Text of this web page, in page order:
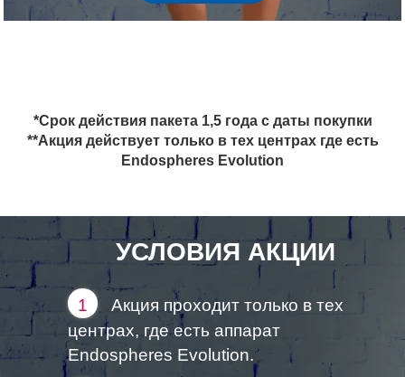
*Срок действия пакета 1,5 года с даты покупки
**Акция действует только в тех центрах где есть
Endospheres Evolution
УСЛОВИЯ АКЦИИ
1
Акция проходит только в тех
центрах, где есть аппарат
Endospheres Evolution.